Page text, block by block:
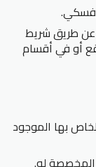
عن طريق شريط
أو في أقسام
بها الموجود
المخصصة له.